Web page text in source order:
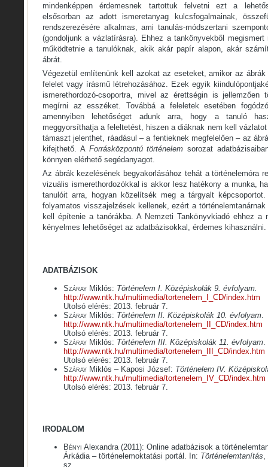
mindenképpen érdemesnek tartottuk felvetni ezt a
elsősorban az adott ismeretanyag kulcsfogalmainak,
rendszerezésére alkalmas, ami tanulás-módszertani
(gondoljunk a vázlatírásra). Ehhez a tankönyvekből
működtetnie a tanulóknak, akik akár papír alapon, akár
ábrát.
Végezetül említenünk kell azokat az eseteket, amikor az
felelet vagy írásmű létrehozásához. Ezek egyik
ismerethordozó-csoportra, mivel az érettségin is jellemzően
megírni az esszéket. Továbbá a feleletek esetében
amennyiben lehetőséget adunk arra, hogy a tanuló
meggyorsíthatja a feleltetést, hiszen a diáknak nem kell
támaszt jelenthet, ráadásul – a fentieknek megfelelően – az
kifejthető. A Forrásközpontú történelem sorozat
könnyen elérhető segédanyagot.
Az ábrák kezelésének begyakorlásához tehát a történelemóra
vizuális ismerethordozókkal is akkor lesz hatékony a munka,
tanulóit arra, hogyan közelítsék meg a tárgyalt
folyamatos visszajelzések kellenek, ezért a
kell építenie a tanórákba. A Nemzeti Tankönyvkiadó ehhez a
kényelmes lehetőséget az adatbázisokkal, érdemes kihasználni.
ADATBÁZISOK
Száray Miklós: Történelem I. Középiskolák 9. évfolyam.
http://www.ntk.hu/multimedia/tortenelem_I_CD/index.htm
Utolsó elérés: 2013. február 7.
Száray Miklós: Történelem II. Középiskolák 10. évfolyam
http://www.ntk.hu/multimedia/tortenelem_II_CD/index.htm
Utolsó elérés: 2013. február 7.
Száray Miklós: Történelem III. Középiskolák 11. évfolyam
http://www.ntk.hu/multimedia/tortenelem_III_CD/index.htm
Utolsó elérés: 2013. február 7.
Száray Miklós – Kaposi József: Történelem IV.
http://www.ntk.hu/multimedia/tortenelem_IV_CD/index.htm
Utolsó elérés: 2013. február 7.
IRODALOM
Bényi Alexandra (2011): Online adatbázisok a
Árkádia – történelemoktatási portál. In: Történelemtanítás
sz.